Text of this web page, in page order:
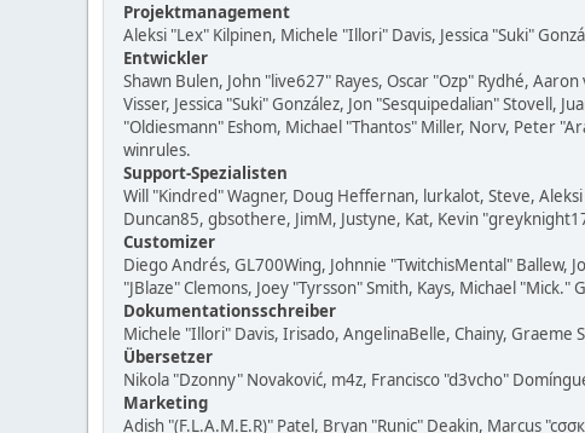
Projektmanagement
Aleksi "Lex" Kilpinen, Michele "Illori" Davis, Jessica "Suki"
Entwickler
Shawn Bulen, John "live627" Rayes, Oscar "Ozp" Rydhé,
Visser, Jessica "Suki" González, Jon "Sesquipedalian"
"Oldiesmann" Eshom, Michael "Thantos" Miller, Norv, Peter
winrules.
Support-Spezialisten
Will "Kindred" Wagner, Doug Heffernan, lurkalot, Steve,
Duncan85, gbsothere, JimM, Justyne, Kat, Kevin
Customizer
Diego Andrés, GL700Wing, Johnnie "TwitchisMental" Ballew,
"JBlaze" Clemons, Joey "Tyrsson" Smith, Kays, Michael
Dokumentationsschreiber
Michele "Illori" Davis, Irisado, AngelinaBelle, Chainy, Graeme
Übersetzer
Nikola "Dzonny" Novaković, m4z, Francisco "d3vcho"
Marketing
Adish "(F.L.A.M.E.R)" Patel, Bryan "Runic" Deakin, Marcus